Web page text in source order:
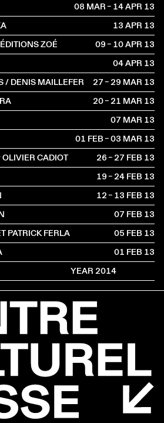
08 MAR – 14 APR2013
13 APR2013
ZOÉ
09 – 10 APR2013
04 APR2013
/ DENIS MAILLEFER
27 – 29 MAR2013
20 – 21 MAR2013
07 MAR2013
01 FEB – 03 MAR2013
CADIOT
26 – 27 FEB2013
19 – 24 FEB2013
12 – 13 FEB2013
07 FEB2013
PATRICK FERLA
05 FEB2013
01 FEB2013
YEAR 2014